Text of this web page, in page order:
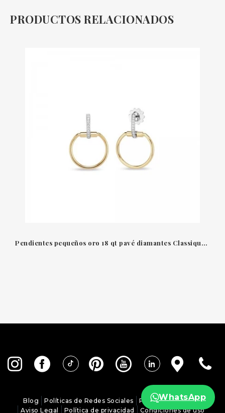
PRODUCTOS RELACIONADOS
Pendientes pequeños oro 18 qt pavé diamantes Classique Parisienne Roberto Coin
Blog Políticas de Redes Sociales
Política de Cookies
Aviso Legal
Política de privacidad Condiciones de uso
WhatsApp